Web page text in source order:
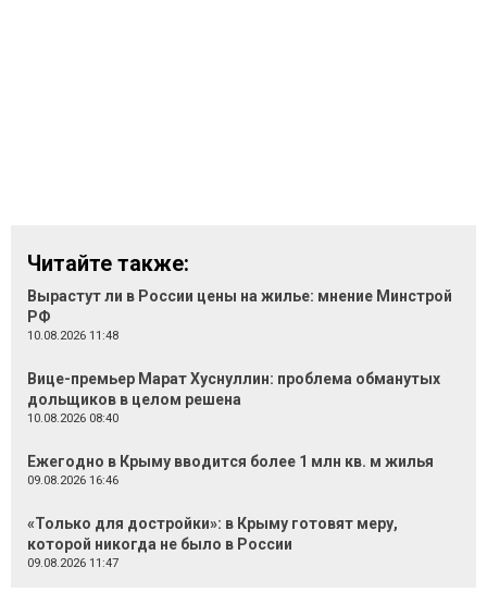
Читайте также:
Вырастут ли в России цены на жилье: мнение Минстрой
РФ
10.08.2026 11:48
Вице-премьер Марат Хуснуллин: проблема обманутых
дольщиков в целом решена
10.08.2026 08:40
Ежегодно в Крыму вводится более 1 млн кв. м жилья
09.08.2026 16:46
«Только для достройки»: в Крыму готовят меру,
которой никогда не было в России
09.08.2026 11:47